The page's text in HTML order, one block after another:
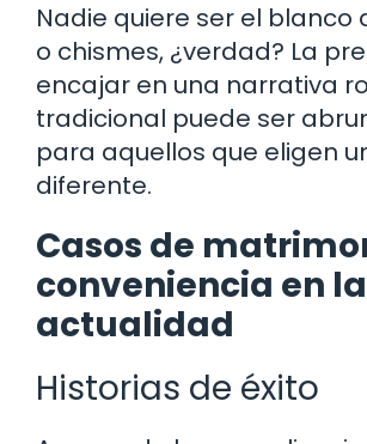
Nadie quiere ser el blanco
o chismes, ¿verdad? La
encajar en una narrativa
tradicional puede ser
para aquellos que eligen
diferente.
Casos de
conveniencia en la
actualidad
Historias de éxito